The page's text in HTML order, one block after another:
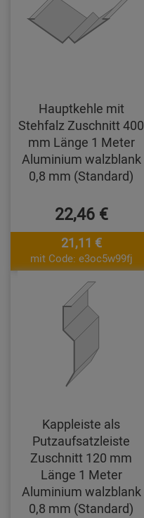
Hauptkehle mit
Stehfalz Zuschnitt 400
mm Länge 1 Meter
Aluminium walzblank
0,8 mm (Standard)
22,46 €
21,11 €
mit Code: e3oc5w99fj
Kappleiste als
Putzaufsatzleiste
Zuschnitt 120 mm
Länge 1 Meter
Aluminium walzblank
0,8 mm (Standard)